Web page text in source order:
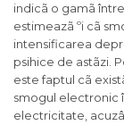
indicã o gamã
estimeazã ºi cã
intensificarea
psihice de astãzi.
este faptul cã
smogul electronic
electricitate,